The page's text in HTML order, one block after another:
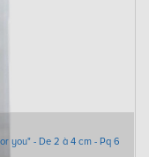
you" - De 2 à 4 cm - Pq 6